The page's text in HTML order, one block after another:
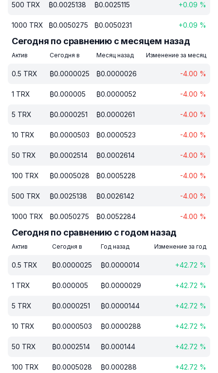
500 TRX ₿0.0025138 ₿0.0025115 +0.09 %
1000 TRX ₿0.0050275 ₿0.0050231 +0.09 %
Сегодня по сравнению с месяцем назад
Актив Сегодня в Месяц назад Изменение за месяц
0.5 TRX ₿0.0000025 ₿0.0000026 -4.00 %
1 TRX ₿0.000005 ₿0.0000052 -4.00 %
5 TRX ₿0.0000251 ₿0.0000261 -4.00 %
10 TRX ₿0.0000503 ₿0.0000523 -4.00 %
50 TRX ₿0.0002514 ₿0.0002614 -4.00 %
100 TRX ₿0.0005028 ₿0.0005228 -4.00 %
500 TRX ₿0.0025138 ₿0.0026142 -4.00 %
1000 TRX ₿0.0050275 ₿0.0052284 -4.00 %
Сегодня по сравнению с годом назад
Актив Сегодня в Год назад Изменение за год
0.5 TRX ₿0.0000025 ₿0.0000014 +42.72 %
1 TRX ₿0.000005 ₿0.0000029 +42.72 %
5 TRX ₿0.0000251 ₿0.0000144 +42.72 %
10 TRX ₿0.0000503 ₿0.0000288 +42.72 %
50 TRX ₿0.0002514 ₿0.000144 +42.72 %
100 TRX ₿0.0005028 ₿0.000288 +42.72 %